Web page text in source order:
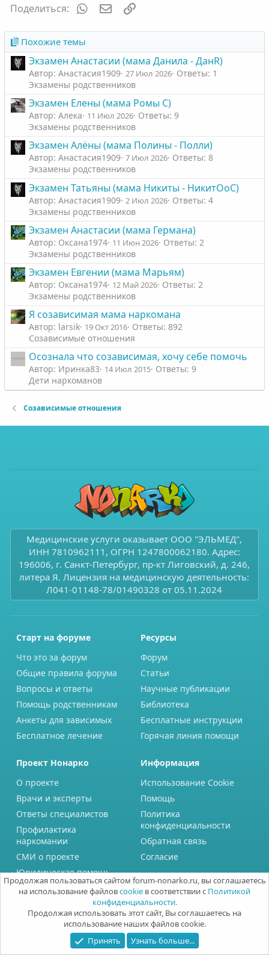
Поделиться: WhatsAppЭлектронная почта
Похожие темы
Экзамен Анастасии (мама Данила - ДанR)
Автор: Анастасия1909 27 Июл 2026 Ответы: 1
Экзамены родственников
Экзамен Елены (мама Ромы С)
Автор: Алека 11 Июл 2026 Ответы: 9
Экзамены родственников
Экзамен Алёны (мама Полины - Полли)
Автор: Анастасия1909 7 Июл 2026 Ответы: 8
Экзамены родственников
Экзамен Татьяны (мама Никиты - НикитОоС)
Автор: Анастасия1909 2 Июл 2026 Ответы: 4
Экзамены родственников
Экзамен Анастасии (мама Германа)
Автор: Оксана1974 11 Июн 2026 Ответы: 2
Экзамены родственников
Экзамен Евгении (мама Марьям)
Автор: Оксана1974 12 Май 2026 Ответы: 2
Экзамены родственников
Я созависимая мама наркомана
Автор: larsik 19 Окт 2016 Ответы: 892
Созависимые отношения
Осознала что созависимая, хочу себе помочь
Автор: Иринка83 14 Июл 2015 Ответы: 9
Дети наркоманов
Созависимые отношения
Медицинские услуги оказывает ООО "ЭЛЬМЕД",
ИНН 7810962111, ОГРН 1247800062180. Адрес:
196006, г. Санкт-Петербург, пр-кт Лиговский, д. 246,
литера Я. Лицензия на медицинскую деятельность:
Л041-01148-78/01490328 от 05.11.2024
Старт на форуме
Что это за форум
Общие правила форума
Вопросы и ответы
Помощь родственникам
Анкеты для зависимых
Бесплатное лечение
Ресурсы
Форум
Статьи
Научные публикации
Библиотека
Бесплатные инструкции
Горячая линия помощи
Проект Нонарко
О проекте
Врачи и эксперты
Ответы специалистов
Профилактика
наркомании
СМИ о проекте
Юридическая помощь
Информация
Использование Cookie
Помощь
Политика
конфиденциальности
Обратная связь
Согласие
Продолжая пользоваться сайтом forum-nonarko.ru, вы соглашаетесь
на использование файловcookie в соответствии с Политикой
конфиденциальности.
Продолжая использовать этот сайт, Вы соглашаетесь на
использование наших файлов cookie.
Принять
Узнать больше...